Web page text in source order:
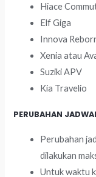
Hiace
Elf Giga
Innova
Xenia atau
Suziki APV
Kia Travelio
PERUBAHAN
Perubahan
dilakukan
Untuk waktu